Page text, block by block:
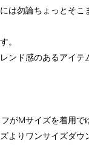
は勿論ちょっとそこ
。
ンド感のあるアイテ
がMサイズを着用で
よりワンサイズダウ